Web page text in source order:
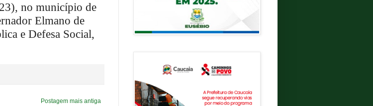
no município de
Elmano de
e Defesa Social,
Postagem mais antiga